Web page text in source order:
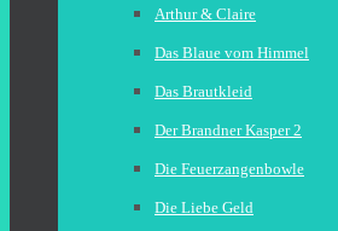
Arthur & Claire
Das Blaue vom Himmel
Das Brautkleid
Der Brandner Kasper 2
Die Feuerzangenbowle
Die Liebe Geld